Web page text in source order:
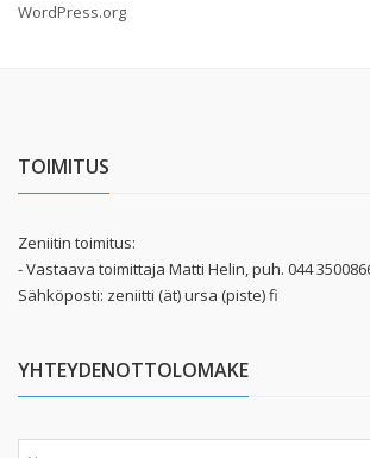
WordPress.org
TOIMITUS
Zeniitin toimitus:
- Vastaava toimittaja Matti Helin, puh. 044
Sähköposti: zeniitti (ät) ursa (piste) fi
YHTEYDENOTTOLOMAKE